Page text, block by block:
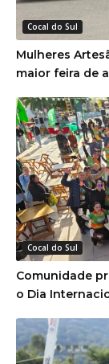
Cocal do Sul
Mulheres
maior feira de
Cocal do Sul
Comunidade
o Dia